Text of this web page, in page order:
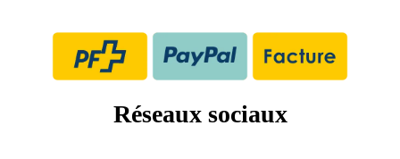
Réseaux sociaux